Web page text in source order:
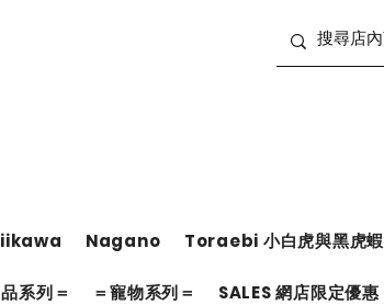
Nagano Toraebi 小白虎與黑虎蝦
系列＝ ＝寵物系列＝ SALES 網店限定優惠